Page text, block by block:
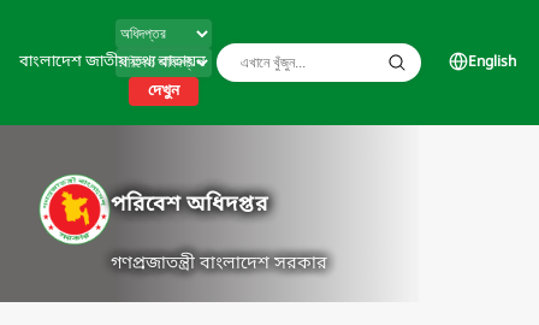
বাংলাদেশ জাতীয় তথ্য বাতায়ন
দেখুন
English
পরিবেশ অধিদপ্তর
গণপ্রজাতন্ত্রী বাংলাদেশ সরকার